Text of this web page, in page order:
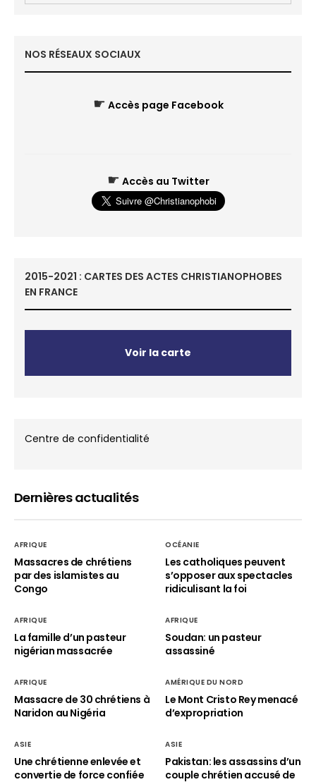
NOS RÉSEAUX SOCIAUX
☛ Accès page Facebook
☛ Accès au Twitter
2015-2021 : CARTES DES ACTES CHRISTIANOPHOBES
EN FRANCE
Voir la carte
Centre de confidentialité
Dernières actualités
AFRIQUE
Massacres de chrétiens
par des islamistes au
Congo
OCÉANIE
Les catholiques peuvent
s’opposer aux spectacles
ridiculisant la foi
AFRIQUE
La famille d’un pasteur
nigérian massacrée
AFRIQUE
Soudan: un pasteur
assassiné
AFRIQUE
Massacre de 30 chrétiens à
Naridon au Nigéria
AMÉRIQUE DU NORD
Le Mont Cristo Rey menacé
d’expropriation
ASIE
Une chrétienne enlevée et
convertie de force confiée
ASIE
Pakistan: les assassins d’un
couple chrétien accusé de